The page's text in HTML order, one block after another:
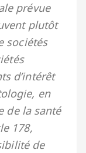
prévue
plutôt
sociétés
d’intérêt
en
de la santé
178,
de